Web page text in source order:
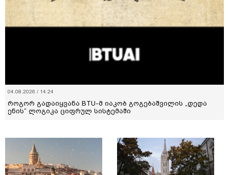
04.08.2026 / 14:24
როგორ გადაიყვანა BTU-მ იაკობ გოგებაშვილის „დედა
ენის“ ლოგიკა ციფრულ სისტემაში